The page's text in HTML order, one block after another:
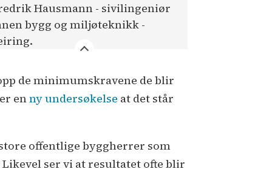
Hausmann - sivilingeniør
bygg og miljøteknikk -
de minimumskravene de blir
enny undersøkelse at det står
offentlige byggherrer som
Likevel ser vi at resultatet ofte blir